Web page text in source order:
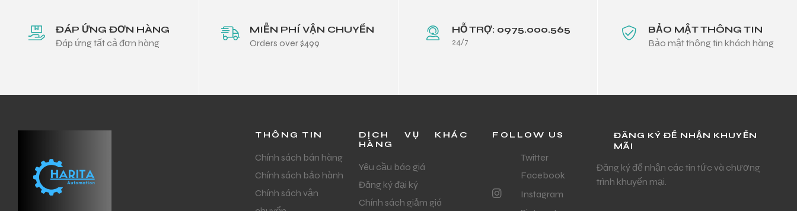
ĐÁP ỨNG ĐƠN HÀNG
Đáp ứng tất cả đơn hàng
MIỄN PHÍ VẬN CHUYỂN
Orders over $499
HỖ TRỢ: 0975.000.565
24/7
BẢO MẬT THÔNG TIN
Bảo mật thông tin khách hàng
THÔNG TIN
Chính sách bán hàng
Chính sách bảo hành
Chính sách vận
DỊCH VỤ KHÁC
HÀNG
Yêu cầu báo giá
Đăng ký đại ký
Chính sách giảm giá
FOLLOW US
Twitter
Facebook
Instagram
ĐĂNG KÝ ĐỂ NHẬN KHUYẾN
MÃI
Đăng ký để nhận các tin tức và chương
trình khuyến mại.